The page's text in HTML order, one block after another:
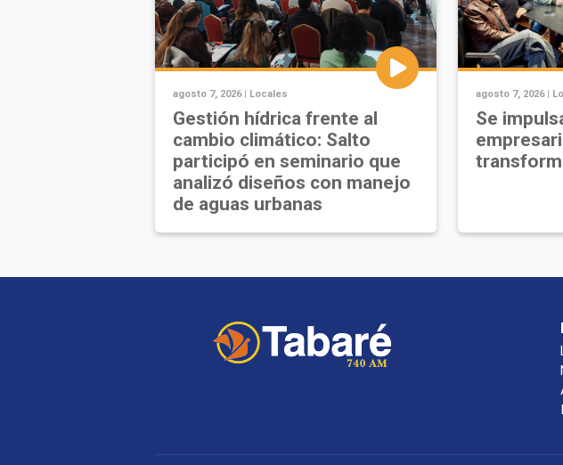
agosto 7, 2026 | Locales
Gestión hídrica frente al
cambio climático: Salto
participó en seminario que
analizó diseños con manejo
de aguas urbanas
agosto 7, 2026 |
Se